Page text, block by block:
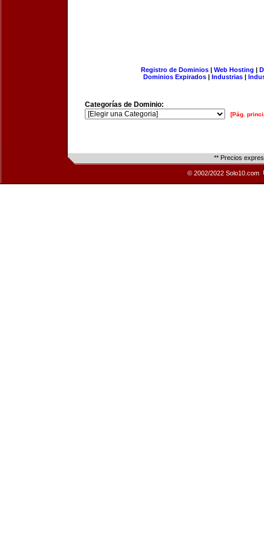
Registro de Dominios| Web Hosting |
Dominios Expirados | Industrias |
Categorías de Dominio:
[Pág.
** Precios
© 2002/2022 Solo10.com